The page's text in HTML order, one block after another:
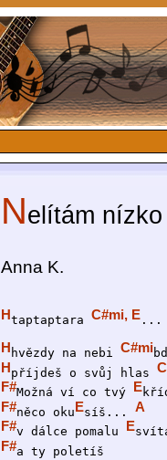
Nelítám nízko
Anna K.
H taptaptara C#mi, E ...
H hvězdy na nebi C#mi
H příjdeš o svůj hlas
F#Možná ví co tvý E
F#něco oku Esíš... A
F#v dálce pomalu E
F#a ty poletíš